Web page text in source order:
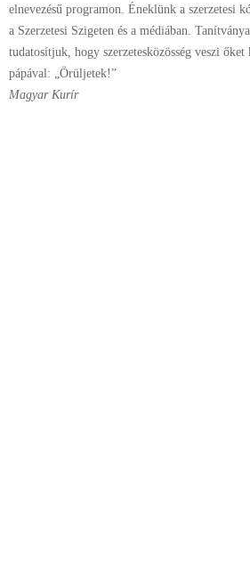
elnevezésű programon. Éneklünk a szerzetesi
a Szerzetesi Szigeten és a médiában.
tudatosítjuk, hogy szerzetesközösség veszi
pápával: „Örüljetek!”
Magyar Kurír